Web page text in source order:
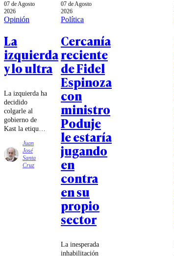
07 de Agosto
2026
Opinión
La
izquierda
y lo ultra
La izquierda ha
decidido
colgarle al
gobierno de
Kast la etiqueta
ultraderechista.
¿El argumento?
Sus reuniones
Juan
José
Santa
Cruz
07 de Agosto
2026
Política
Cercanía
reciente
de Fidel
Espinoza
con
ministro
Poduje
le estaría
jugando
en
contra
en su
propio
sector
La inesperada
inhabilitación